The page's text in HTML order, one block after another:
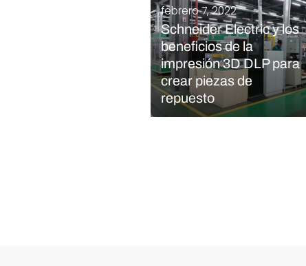
febrero 7, 2022
Schneider Electric y los
beneficios de la
impresión 3D DLP para
crear piezas de
repuesto